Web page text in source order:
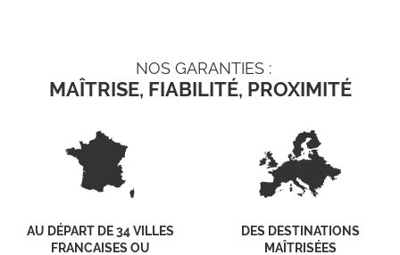
NOS GARANTIES :
MAÎTRISE, FIABILITÉ, PROXIMITÉ
AU DÉPART DE 34 VILLES
FRANCAISES OU
DES DESTINATIONS
MAÎTRISÉES